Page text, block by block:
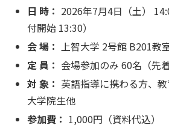
日 時： 2026年7月4日（土）
付開始 13:30）
会 場：
上智大学 2号館 B201教
定 員： 会場参加のみ 60名（先
対 象： 英語指導に携わる方、教
大学院生他
参加費： 1,000円（資料代込）